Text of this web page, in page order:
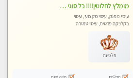
מומלץ לחלוטין!!!! כל סוגי העיסויים מעסה מקצועית ואיכותית פרטי!!!
עיסוי מפנק, עיסוי מקצועי, עיסוי
בקלניקה פרטית, עיסוי טנטרה
פלטינה
מקלחת
חניה חינם